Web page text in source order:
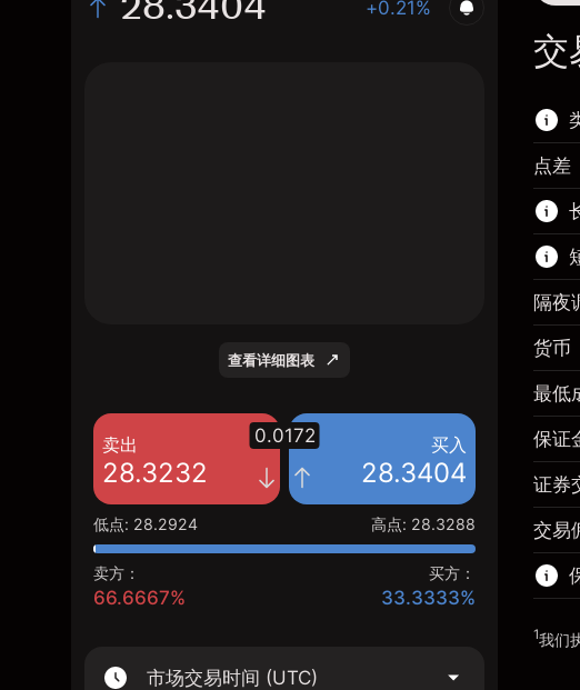
+0.21%
查看详细图表
卖出
28.3232
买入
28.3404
0.0172
低点: 28.2924 高点: 28.3288
卖方：
66.6667%
买方：
33.3333%
市场交易时间 (UTC)
交
点差
隔夜
货币
最低
保证
证券
交易
1我们